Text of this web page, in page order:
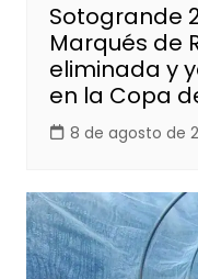
Sotogrande
Marqués de
eliminada y
en la Copa
8 de agosto de